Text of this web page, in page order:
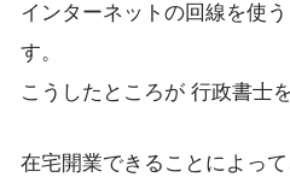
インターネットの回線を使
す。
こうしたところが 行政書士
在宅開業できることによっ